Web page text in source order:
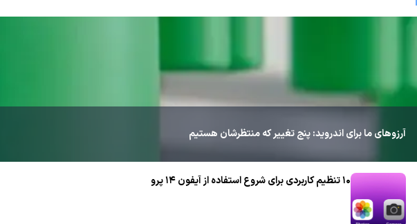
آرزوهای ما برای اندروید: پنج تغییر که منتظرشان هستیم
۱۰ تنظیم کاربردی برای شروع استفاده از آیفون ۱۴ پرو